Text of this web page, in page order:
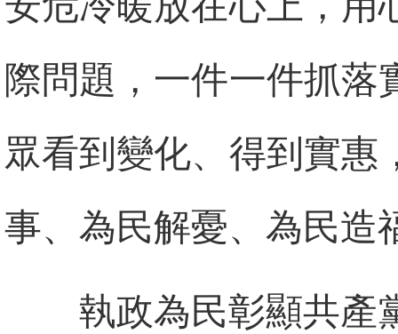
際問題，一件一件抓落
眾看到變化、得到實惠
事、為民解憂、為民造
執政為民彰顯共產